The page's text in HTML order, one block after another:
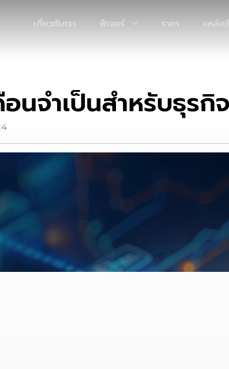
เกี่ยวกับเรา ฟีเจอร์ ราคา แหล่ง
อนจำเป็นสำหรับธุร